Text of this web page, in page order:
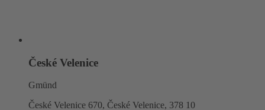
České Velenice
Gmünd
České Velenice 670, České Velenice, 378 10